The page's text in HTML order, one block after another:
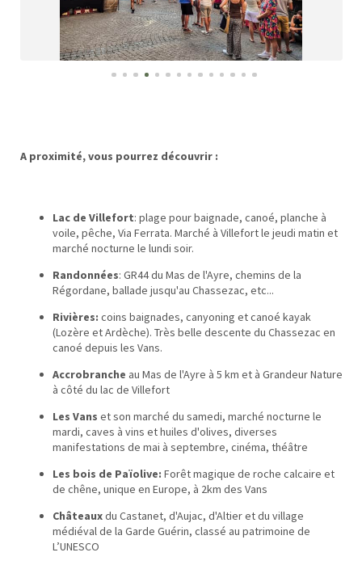
A proximité, vous pourrez découvrir :
Lac de Villefort: plage pour baignade, canoé, planche à
voile, pêche, Via Ferrata. Marché à Villefort le jeudi matin et
marché nocturne le lundi soir.
Randonnées: GR44 du Mas de l'Ayre, chemins de la
Régordane, ballade jusqu'au Chassezac, etc...
Rivières: coins baignades, canyoning et canoé kayak
(Lozère et Ardèche). Très belle descente du Chassezac en
canoé depuis les Vans.
Accrobranche au Mas de l'Ayre à 5 km et à Grandeur Nature
à côté du lac de Villefort
Les Vans et son marché du samedi, marché nocturne le
mardi, caves à vins et huiles d'olives, diverses
manifestations de mai à septembre, cinéma, théâtre
Les bois de Païolive: Forêt magique de roche calcaire et
de chêne, unique en Europe, à 2km des Vans
Châteauxdu Castanet, d'Aujac, d'Altier et du village
médiéval de la Garde Guérin, classé au patrimoine de
L’UNESCO